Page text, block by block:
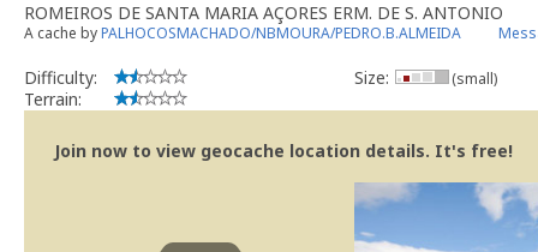
ROMEIROS DE SANTA MARIA AÇORES ERM. DE S. ANTONIO
A cache byPALHOCOSMACHADO/NBMOURA/PEDRO.B.ALMEIDA
Difficulty:
Terrain:
Size: (small)
Join now to view geocache location details. It's free!